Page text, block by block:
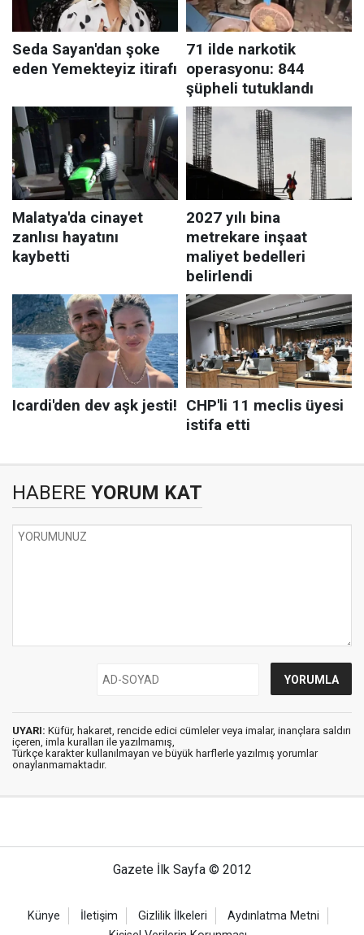
HABERE YORUM KAT
UYARI: Küfür, hakaret, rencide edici cümleler veya imalar, inançlara saldırı
içeren, imla kuralları ile yazılmamış,
Türkçe karakter kullanılmayan ve büyük harflerle yazılmış yorumlar
onaylanmamaktadır.
Gazete İlk Sayfa © 2012
Künye İletişim Gizlilik İlkeleri
Aydınlatma Metni